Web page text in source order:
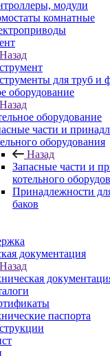
модули
комнатные
Назад
для труб и
оборудование
Назад
оборудование
части и
оборудования
Назад
Запасные части и
котельного
Принадлежности
баков
документация
Назад
паспорта